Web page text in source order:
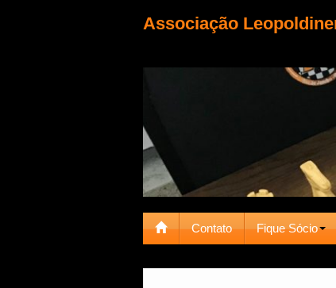
Associação
Contato Fique Sócio